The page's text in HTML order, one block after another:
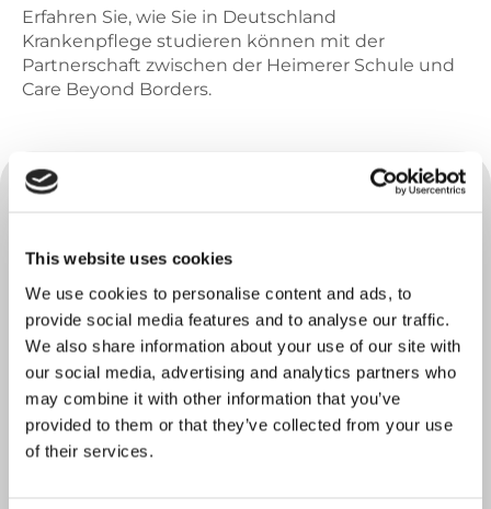
This website uses cookies
We use cookies to personalise content and ads, to
provide social media features and to analyse our traffic.
We also share information about your use of our site with
our social media, advertising and analytics partners who
may combine it with other information that you’ve
provided to them or that they’ve collected from your use
of their services.
Erfahren Sie, wie Sie in Deutschland
Krankenpflege studieren können mit der
Partnerschaft zwischen der Heimerer Schule und
Care Beyond Borders.
Name (erforderlich)
Vorname
Nachname